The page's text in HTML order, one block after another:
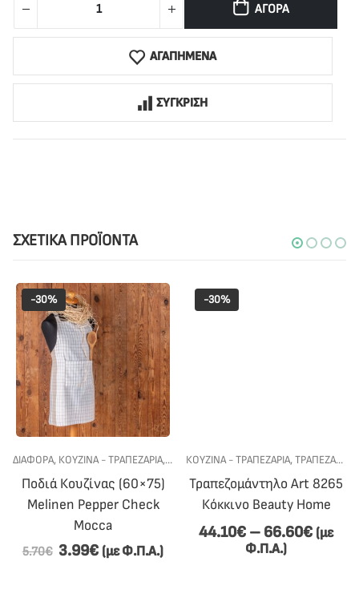
ΑΓΟΡΆ
ΑΓΑΠΗΜΕΝΑ
ΣΥΓΚΡΙΣΗ
ΣΧΕΤΙΚΆ ΠΡΟΪΌΝΤΑ
,ΠΟΤΗΡΌΠΑΝΑ,ΠΡΟΣΦΟΡΕΣ
-30%
ΔΙΆΦΟΡΑ, ΚΟΥΖΙΝΑ - ΤΡΑΠΕΖΑΡΙΑ, ΠΕΤΣΕΤΕΣ ΚΟΥΖΙΝΑΣ,ΠΟΔΙΈΣ ΚΟΥΖΊΝΑΣ
Ποδιά Κουζίνας (60×75)
Melinen Pepper Check
Mocca
5.70€ 3.99€ (με Φ.Π.Α.)
-30%
ΚΟΥΖΙΝΑ - ΤΡΑΠΕΖΑΡΙΑ,ΤΡΑΠΕΖΑΡΙΑ
Τραπεζομάντηλο Art 8265
Κόκκινο Beauty Home
44.10€ – 66.60€ (με
Φ.Π.Α.)